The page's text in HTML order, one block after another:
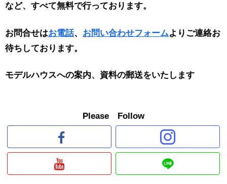
など、すべて無料で行っております。
お問合せはお電話、 お問い合わせフォームよりご連絡お
待ちしております。
モデルハウスへの案内、資料の郵送をいたします
Please Follow